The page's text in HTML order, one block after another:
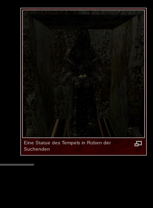
Eine Statue des Tempels in Roben der
Suchenden